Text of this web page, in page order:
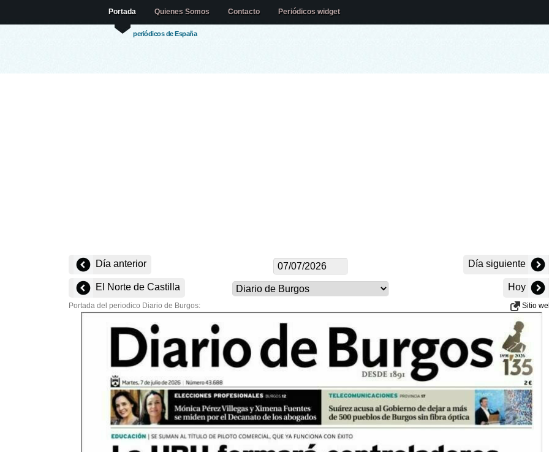
periódicos de España
Portada Quienes Somos Contacto Periódicos widget
Día anterior Día siguiente
El Norte de Castilla Hoy
Portada del periodico Diario de Burgos: Sitio